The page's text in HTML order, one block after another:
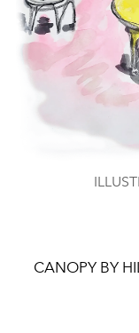
CANOPY BY